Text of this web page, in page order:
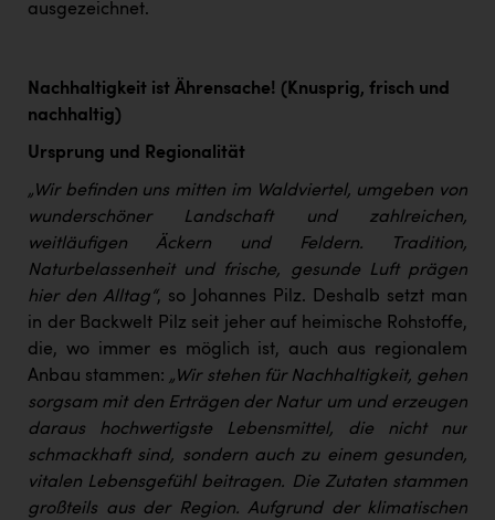
ausgezeichnet.
Nachhaltigkeit ist Ährensache! (Knusprig, frisch und
nachhaltig)
Ursprung und Regionalität
„Wir befinden uns mitten im Waldviertel, umgeben von
wunderschöner Landschaft und zahlreichen,
weitläufigen Äckern und Feldern. Tradition,
Naturbelassenheit und frische, gesunde Luft prägen
hier den Alltag“, so Johannes Pilz. Deshalb setzt man
in der Backwelt Pilz seit jeher auf heimische Rohstoffe,
die, wo immer es möglich ist, auch aus regionalem
Anbau stammen: „Wir stehen für Nachhaltigkeit, gehen
sorgsam mit den Erträgen der Natur um und erzeugen
daraus hochwertigste Lebensmittel, die nicht nur
schmackhaft sind, sondern auch zu einem gesunden,
vitalen Lebensgefühl beitragen. Die Zutaten stammen
großteils aus der Region. Aufgrund der klimatischen